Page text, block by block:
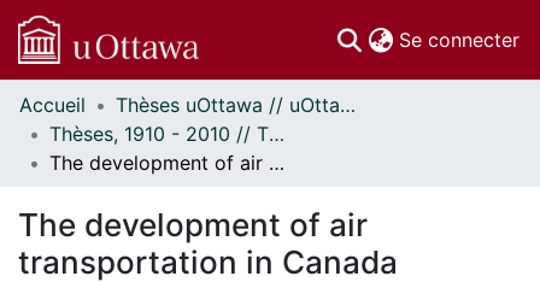
Se connecter
Communautés
et collections
Parcourir
À propos
Accueil
Thèses uOttawa // uOttawa Theses
Thèses, 1910 - 2010 // Theses, 1910 - 2010
The development of air transportation in Canada
The development of air
transportation in Canada